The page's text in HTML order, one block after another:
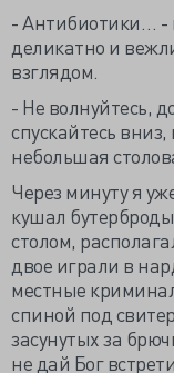
- Антибиотики… -
деликатно и
взглядом.
- Не волнуйтесь,
спускайтесь
небольшая
Через минуту я
кушал
столом,
двое играли в
местные
спиной под
засунутых за
не дай Бог